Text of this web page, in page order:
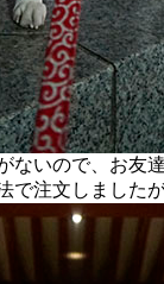
いので、お友
で注文しました